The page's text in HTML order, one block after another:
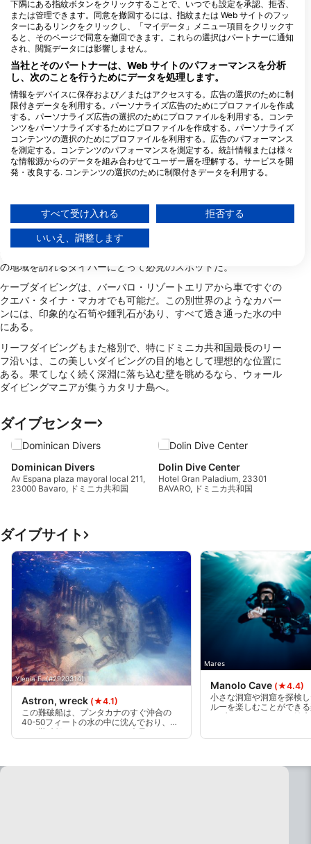
ボートダイビングは、プンタカナのほとんどの地域で一般的に行
われている。ナイトダイビングは、プンタカナの沈没船でのレッ
クダイビングと同様に人気のアクティビティである。プンタ・カ
の地域を訪れるダイバーにとって必見のスポットだ。
ケーブダイビングは、バーバロ・リゾートエリアから車ですぐの
クエバ・タイナ・マカオでも可能だ。この別世界のようなカバー
ンには、印象的な石筍や鍾乳石があり、すべて透き通った水の中
にある。
リーフダイビングもまた格別で、特にドミニカ共和国最長のリー
フ沿いは、この美しいダイビングの目的地として理想的な位置に
ある。果てしなく続く深淵に落ち込む壁を眺めるなら、ウォール
ダイビングマニアが集うカタリナ島へ。
ダイブセンター
Dominican Divers
Av Espana plaza mayoral local 211,
23000 Bavaro, ドミニカ共和国
Dolin Dive Center
Hotel Gran Paladium, 23301
BAVARO, ドミニカ共和国
ダイブサイト
Ylenia F. (#2923314)
Astron, wreck (★4.1)
この難破船は、プンタカナのすぐ沖合の
40-50フィートの水の中に沈んでおり、ま
さに難破船です。キューバに大量のトウモ
ロコシを配達している間、300フィートの
Mares
Manolo Cave (★4.4)
小さな洞窟や洞窟を探検
ルーを楽しむことができ
イブです。たくさんの健
ーラル。棚の下に隠れて
下隅にある指紋ボタンをクリックすることで、いつでも設定を承認、拒否、
または管理できます。同意を撤回するには、指紋または Web サイトのフッ
ターにあるリンクをクリックし、「マイデータ」メニュー項目をクリックす
ると、そのページで同意を撤回できます。これらの選択はパートナーに通知
され、閲覧データには影響しません。
当社とそのパートナーは、Web サイトのパフォーマンスを分析
し、次のことを行うためにデータを処理します。
情報をデバイスに保存および／またはアクセスする。広告の選択のために制
限付きデータを利用する。パーソナライズ広告のためにプロファイルを作成
する。パーソナライズ広告の選択のためにプロファイルを利用する。コンテ
ンツをパーソナライズするためにプロファイルを作成する。パーソナライズ
コンテンツの選択のためにプロファイルを利用する。広告のパフォーマンス
を測定する。コンテンツのパフォーマンスを測定する。統計情報または様々
な情報源からのデータを組み合わせてユーザー層を理解する。サービスを開
発・改良する. コンテンツの選択のために制限付きデータを利用する。
データは欧州連合外で共有され、米国に送信される場合があります。
お客様の同意とcookieポリシーは、この Web サイト/アプリにのみ適用され
当社はお客様のデータを次の目的で使用します。
IABの処理目的：
情報をデバイスに保存および／またはアクセス
する
広告の選択のために制限付きデータを利用する
パーソナライズ広告のためにプロファイルを作
成する
パーソナライズ広告の選択のためにプロファイ
ルを利用する
ァイルを作成する
広告のパフォーマンスを測定する
コンテンツのパフォーマンスを測定する
統計情報または様々な情報源からのデータを組
み合わせてユーザー層を理解する
サービスを開発・改良する
コンテンツの選択のために制限付きデータを利
用する
IAB特集：
正確な位置情報データを利用する
すべて受け入れる 拒否する
いいえ、調整します